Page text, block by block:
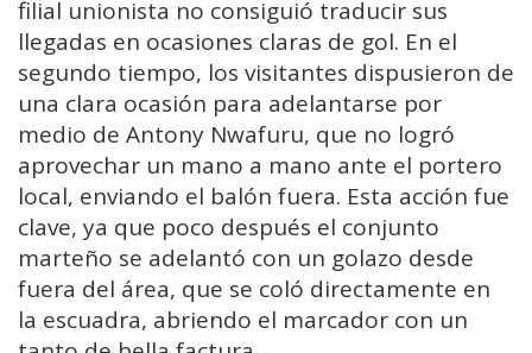
filial unionista no consiguió traducir sus
llegadas en ocasiones claras de gol. En el
segundo tiempo, los visitantes dispusieron de
una clara ocasión para adelantarse por
medio de Antony Nwafuru, que no logró
aprovechar un mano a mano ante el portero
local, enviando el balón fuera. Esta acción fue
clave, ya que poco después el conjunto
marteño se adelantó con un golazo desde
fuera del área, que se coló directamente en
la escuadra, abriendo el marcador con un